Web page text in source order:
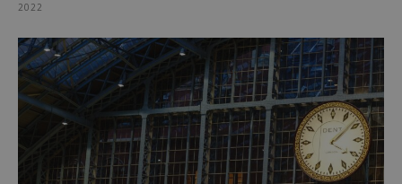
2022